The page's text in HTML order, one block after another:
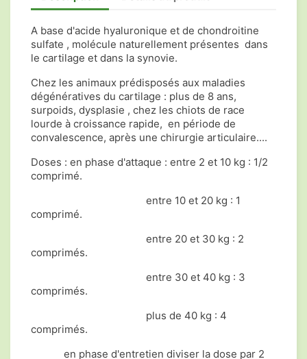
A base d'acide hyaluronique et de chondroitine
sulfate , molécule naturellement présentes dans
le cartilage et dans la synovie.
Chez les animaux prédisposés aux maladies
dégénératives du cartilage : plus de 8 ans,
surpoids, dysplasie , chez les chiots de race
lourde à croissance rapide, en période de
convalescence, après une chirurgie articulaire....
Doses : en phase d'attaque : entre 2 et 10 kg : 1/2
comprimé.
entre 10 et 20 kg : 1
comprimé.
entre 20 et 30 kg : 2
comprimés.
entre 30 et 40 kg : 3
comprimés.
plus de 40 kg : 4
comprimés.
en phase d'entretien diviser la dose par 2